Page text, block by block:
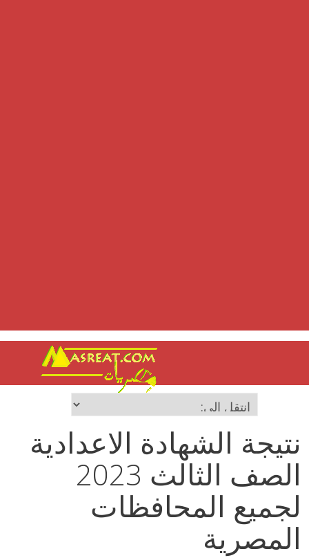
نتيجة الشهادة الاعدادية
الصف الثالث 2023
لجميع المحافظات
المصرية